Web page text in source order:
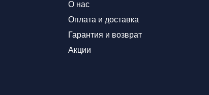
О нас
Оплата и доставка
Гарантия и возврат
Акции